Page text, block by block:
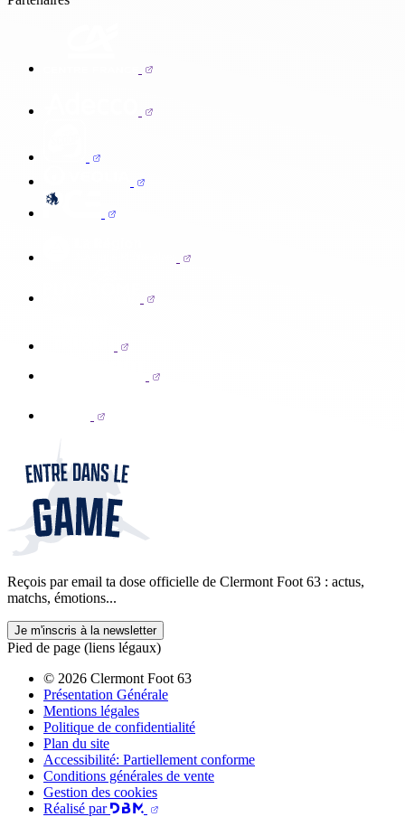
Reçois par email ta dose officielle de Clermont Foot 63 : actus,
matchs, émotions...
Je m'inscris à la newsletter
Pied de page (liens légaux)
© 2026 Clermont Foot 63
Présentation Générale
Mentions légales
Politique de confidentialité
Plan du site
Accessibilité: Partiellement conforme
Conditions générales de vente
Gestion des cookies
Réalisé par